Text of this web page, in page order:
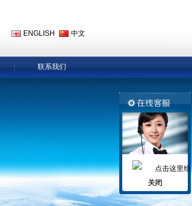
ENGLISH 中文
联系我们
关闭